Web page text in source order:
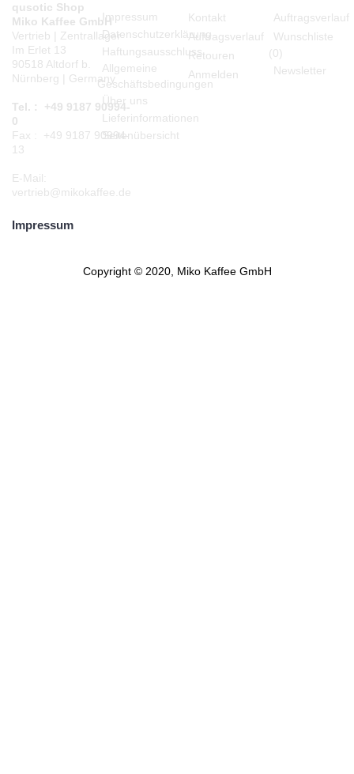
qusotic Shop
Miko Kaffee GmbH
Vertrieb | Zentrallager
Im Erlet 13
90518 Altdorf b.
Nürnberg | Germany
Tel. : +49 9187 90994-
0
Fax : +49 9187 90994-
13
E-Mail:
vertrieb@mikokaffee.de
Impressum
Datenschutzerklärung
Haftungsausschluss
Allgemeine
Geschäftsbedingungen
Über uns
Lieferinformationen
Seitenübersicht
Kontakt
Auftragsverlauf
Retouren
Anmelden
Auftragsverlauf
Wunschliste
(0)
Newsletter
Impressum
Copyright © 2020, Miko Kaffee GmbH